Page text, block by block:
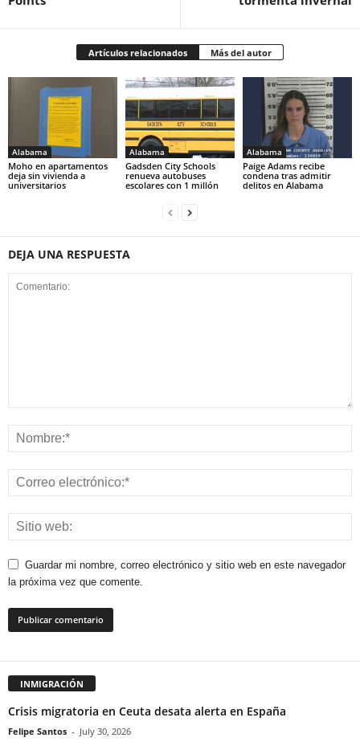
Artículos relacionados Más del autor
Alabama
Moho en apartamentos
deja sin vivienda a
universitarios
Alabama
Gadsden City Schools
renueva autobuses
escolares con 1 millón
Alabama
Paige Adams recibe
condena tras admitir
delitos en Alabama
DEJA UNA RESPUESTA
Guardar mi nombre, correo electrónico y sitio web en este navegador
la próxima vez que comente.
INMIGRACIÓN
Crisis migratoria en Ceuta desata alerta en España
Felipe Santos - July 30, 2026